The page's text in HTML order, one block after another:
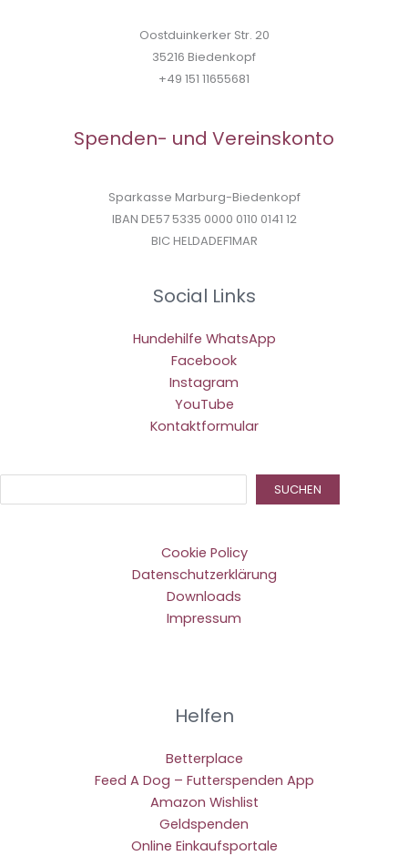
Oostduinkerker Str. 20
35216 Biedenkopf
+49 151 11655681
Spenden- und Vereinskonto
Sparkasse Marburg-Biedenkopf
IBAN DE57 5335 0000 0110 0141 12
BIC HELDADEF1MAR
Social Links
Hundehilfe WhatsApp
Facebook
Instagram
YouTube
Kontaktformular
SUCHEN
Cookie Policy
Datenschutzerklärung
Downloads
Impressum
Helfen
Betterplace
Feed A Dog – Futterspenden App
Amazon Wishlist
Geldspenden
Online Einkaufsportale